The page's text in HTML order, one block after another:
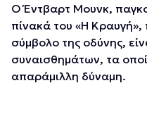
Ο Έντβαρτ Μουνκ,
πίνακά του «Η Κραυγή»,
σύμβολο της οδύνης,
συναισθημάτων, τα
απαράμιλλη δύναμη.